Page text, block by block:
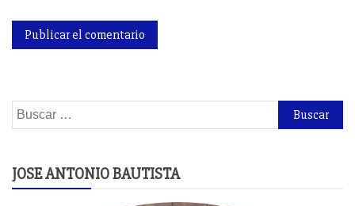
Buscar:
JOSE ANTONIO BAUTISTA